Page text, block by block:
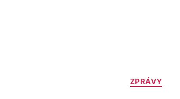
Rubriky
ZPRÁVY